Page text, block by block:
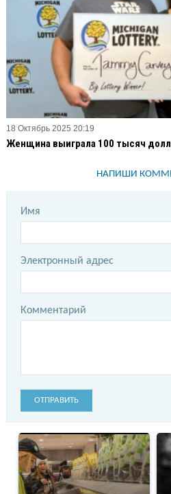
18 Октябрь 2025 20:19
Женщина выиграла 100 тысяч
НАПИШИ
Имя
Электронный адрес
Комментарий
ОТПРАВИТЬ